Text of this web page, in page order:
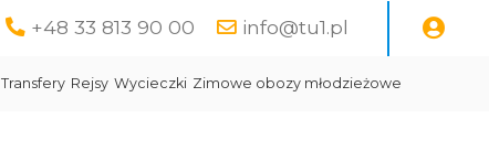
+48 33 813 90 00 info@tu1.pl
Transfery Rejsy Wycieczki Zimowe obozy młodzieżowe